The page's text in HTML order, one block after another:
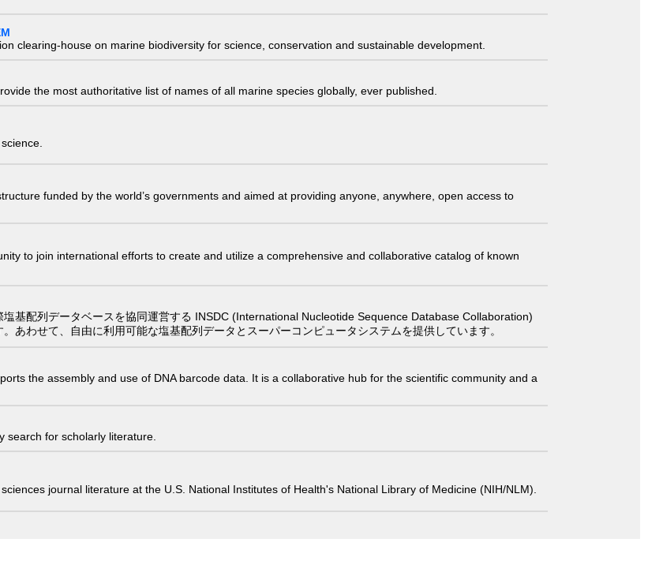
clearing-house on marine biodiversity for science, conservation and sustainable development.
the most authoritative list of names of all marine species globally, ever published.
funded by the world’s governments and aimed at providing anyone, anywhere, open access to
to join international efforts to create and utilize a comprehensive and collaborative catalog of known
基配列データベースを協同運営する INSDC (International Nucleotide Sequence Database Collaboration)
あわせて、自由に利用可能な塩基配列データとスーパーコンピュータシステムを提供しています。
the assembly and use of DNA barcode data. It is a collaborative hub for the scientific community and a
search for scholarly literature.
journal literature at the U.S. National Institutes of Health's National Library of Medicine (NIH/NLM).